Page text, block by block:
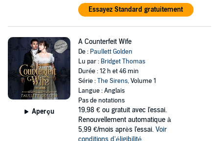
Essayez Standard gratuitement
Aperçu
A Counterfeit Wife
De : Paullett Golden
Lu par : Bridget Thomas
Durée : 12 h et 46 min
Série :The Sirens, Volume 1
Langue : Anglais
Pas de notations
19,98 € ou gratuit avec l'essai.
Renouvellement automatique à
5,99 €/mois après l'essai. Voir
conditions d'éligibilité